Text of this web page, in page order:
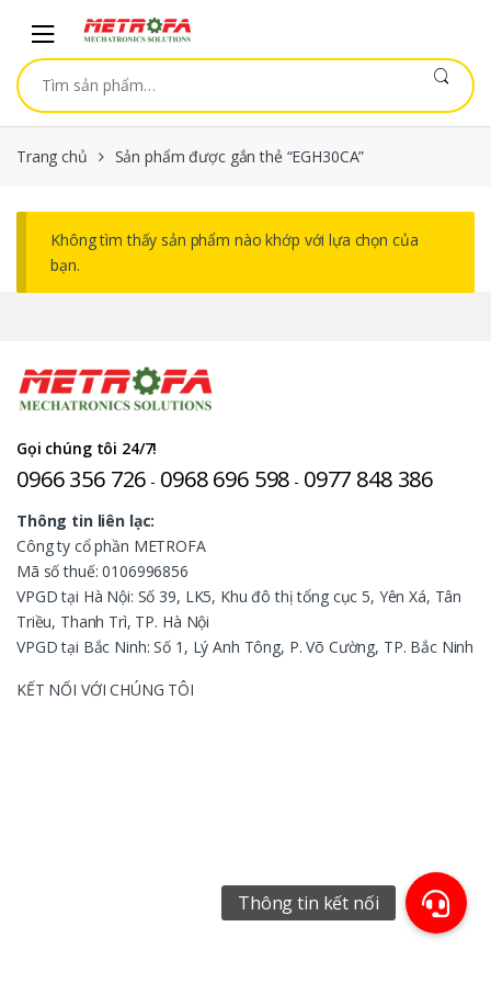
Tìm kiếm:
Trang chủ Sản phẩm được gắn thẻ “EGH30CA”
Không tìm thấy sản phẩm nào khớp với lựa chọn của
bạn.
Gọi chúng tôi 24/7!
0966 356 726 - 0968 696 598 - 0977 848 386
Thông tin liên lạc:
Công ty cổ phần METROFA
Mã số thuế: 0106996856
VPGD tại Hà Nội: Số 39, LK5, Khu đô thị tổng cục 5, Yên Xá, Tân
Triều, Thanh Trì, TP. Hà Nội
VPGD tại Bắc Ninh: Số 1, Lý Anh Tông, P. Võ Cường, TP. Bắc Ninh
KẾT NỐI VỚI CHÚNG TÔI